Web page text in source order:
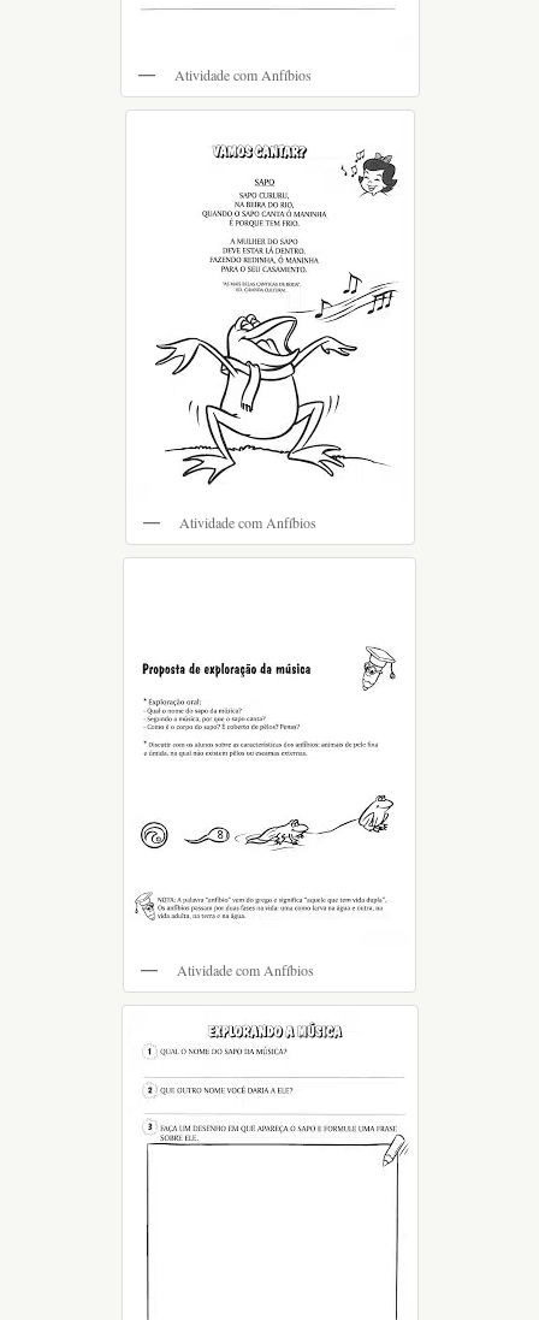
Atividade com Anfíbios
Atividade com Anfíbios
Atividade com Anfíbios